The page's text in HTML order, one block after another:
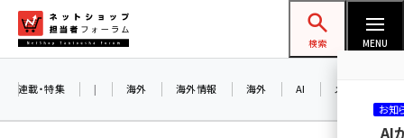
ン
ネットショップ担当者フォーラム
検索 MENU
連載・特集 | 海外 海外情報 海外 AI メタバース
お知
AI